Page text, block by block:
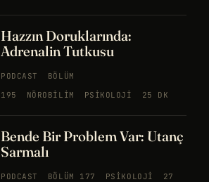
Hazzın Doruklarında:
Adrenalin Tutkusu
PODCAST
BÖLÜM
195
NÖROBILIM PSIKOLOJI 25 DK
Bende Bir Problem Var: Utanç
Sarmalı
PODCAST BÖLÜM 177 PSIKOLOJI
27